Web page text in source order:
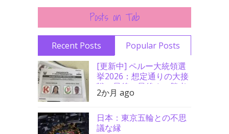
Posts on Tab
Recent Posts
Popular Posts
[更新中] ペルー大統領選
挙2026：想定通りの大接
戦、最後の最後まで勝者
分からず
2か月 ago
日本：東京五輪との不思
議な縁